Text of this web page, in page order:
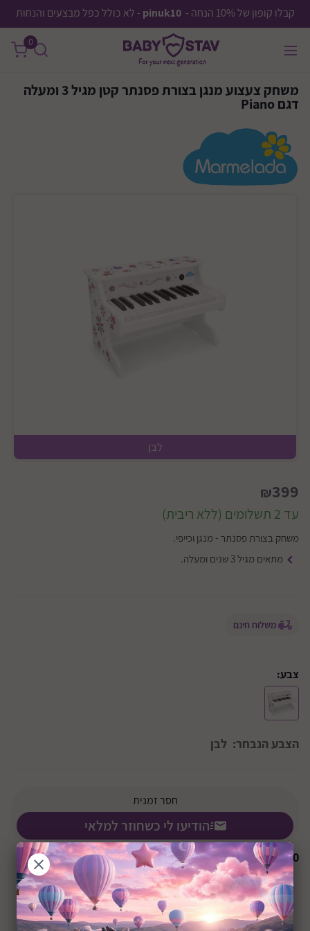
קבלו קופון של 10% הנחה - pinuk10 - לא כולל כפל מבצעים והנחות
0
משחק צעצוע מנגן בצורת פסנתר קטן מגיל 3 ומעלה
דגם Piano
לבן
₪399
עד 2 תשלומים (ללא ריבית)
משחק בצורת פסנתר - מנגן וכייפי.
מתאים מגיל 3 שנים ומעלה.
משלוח חינם
צבע:
הצבע הנבחר: לבן
חסר זמנית
הודיעו לי כשחוזר למלאי
₪0
+36M שיתוף: